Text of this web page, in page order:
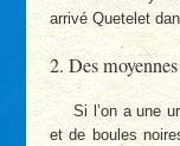
arrivé Quetelet
2. Des
Si l’on a une
et de boules